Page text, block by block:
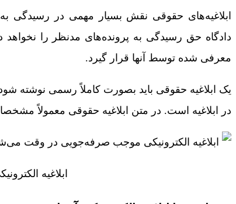
ابلاغیه‌های حقوقی نقش بسیار مهمی در رسیدگی به
دادگاه حق رسیدگی به پرونده‌های مدنظر را
معرفی شده توسط آنها قرار گیرد.
یک ابلاغیه حقوقی باید بصورت کاملاً‌ رسمی نوشته
در ابلاغیه است. در متن ابلاغیه حقوقی معمولاً
ابلاغیه‌